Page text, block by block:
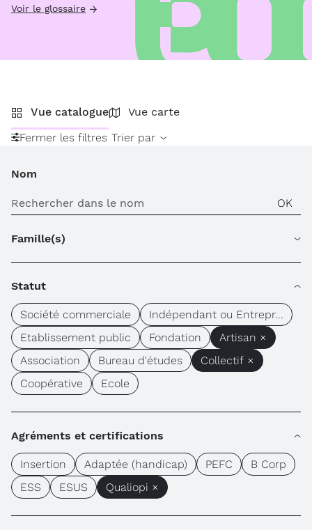
Voir le glossaire
Vue catalogue
Vue carte
Fermer les filtres Trier par
Nom
Famille(s)
Statut
Société commerciale
Indépendant ou Entrepr...
Etablissement public
Fondation
Artisan ×
Association
Bureau d'études
Collectif ×
Coopérative
Ecole
Agréments et certifications
Insertion Adaptée (handicap) PEFC
B Corp
ESS
ESUS Qualiopi ×